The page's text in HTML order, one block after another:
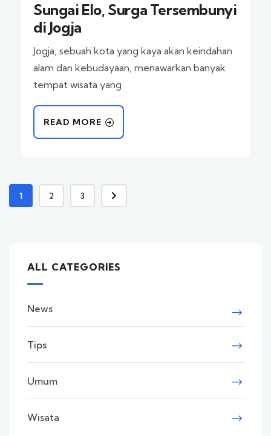
Sungai Elo, Surga Tersembunyi
di Jogja
Jogja, sebuah kota yang kaya akan keindahan
alam dan kebudayaan, menawarkan banyak
tempat wisata yang
READ MORE
1 2 3
ALL CATEGORIES
News
Tips
Umum
Wisata